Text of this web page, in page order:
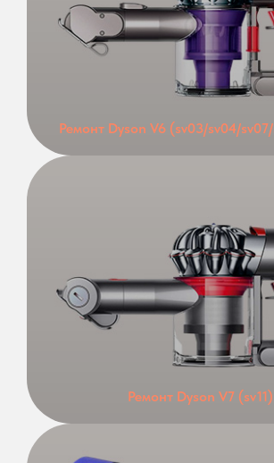
Ремонт Dyson V6 (sv03/sv04/
Ремонт Dyson V7 (sv11)